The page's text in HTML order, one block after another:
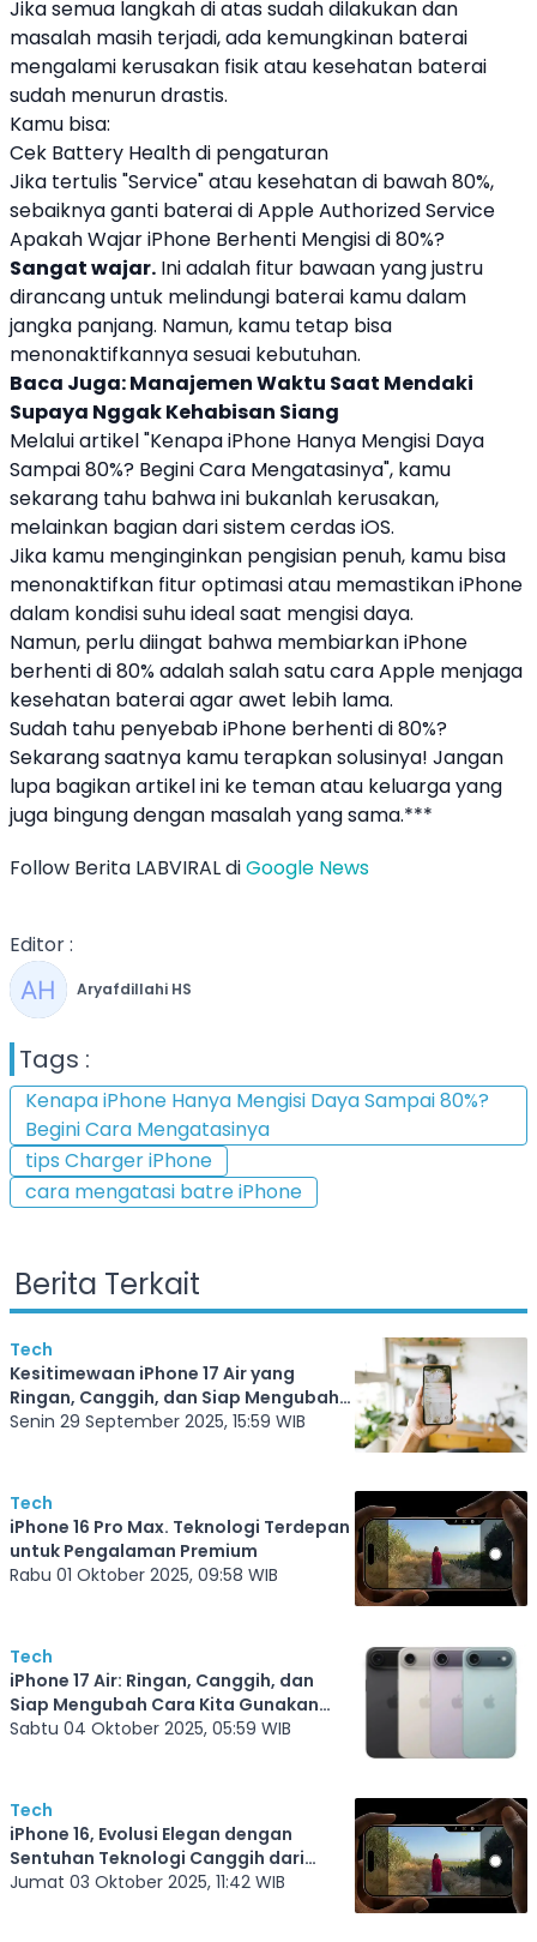
Jika semua langkah di atas sudah dilakukan dan
masalah masih terjadi, ada kemungkinan baterai
mengalami kerusakan fisik atau kesehatan baterai
sudah menurun drastis.
Kamu bisa:
Cek Battery Health di pengaturan
Jika tertulis "Service" atau kesehatan di bawah 80%,
sebaiknya ganti baterai di Apple Authorized Service
Apakah Wajar iPhone Berhenti Mengisi di 80%?
Sangat wajar. Ini adalah fitur bawaan yang justru
dirancang untuk melindungi baterai kamu dalam
jangka panjang. Namun, kamu tetap bisa
menonaktifkannya sesuai kebutuhan.
Baca Juga:Manajemen Waktu Saat Mendaki
Supaya Nggak Kehabisan Siang
Melalui artikel "Kenapa iPhone Hanya Mengisi Daya
Sampai 80%? Begini Cara Mengatasinya", kamu
sekarang tahu bahwa ini bukanlah kerusakan,
melainkan bagian dari sistem cerdas iOS.
Jika kamu menginginkan pengisian penuh, kamu bisa
menonaktifkan fitur optimasi atau memastikan iPhone
dalam kondisi suhu ideal saat mengisi daya.
Namun, perlu diingat bahwa membiarkan iPhone
berhenti di 80% adalah salah satu cara Apple menjaga
kesehatan baterai agar awet lebih lama.
Sudah tahu penyebab iPhone berhenti di 80%?
Sekarang saatnya kamu terapkan solusinya! Jangan
lupa bagikan artikel ini ke teman atau keluarga yang
juga bingung dengan masalah yang sama.***
Follow Berita LABVIRAL diGoogle News
Editor :
Aryafdillahi HS
Tags :
Kenapa iPhone Hanya Mengisi Daya Sampai 80%?
Begini Cara Mengatasinya
tips Charger iPhone
cara mengatasi batre iPhone
Berita Terkait
Tech
Kesitimewaan iPhone 17 Air yang
Ringan, Canggih, dan Siap Mengubah
Cara Kita Gunakan Smartphone
Senin 29 September 2025, 15:59 WIB
Tech
iPhone 16 Pro Max. Teknologi Terdepan
untuk Pengalaman Premium
Rabu 01 Oktober 2025, 09:58 WIB
Tech
iPhone 17 Air: Ringan, Canggih, dan
Siap Mengubah Cara Kita Gunakan
Smartphone
Sabtu 04 Oktober 2025, 05:59 WIB
Tech
iPhone 16, Evolusi Elegan dengan
Sentuhan Teknologi Canggih dari
Apple
Jumat 03 Oktober 2025, 11:42 WIB